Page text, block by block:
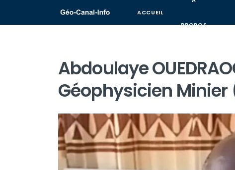
ACCUEIL
PROPOS
Abdoulaye
Géophysicien Minier